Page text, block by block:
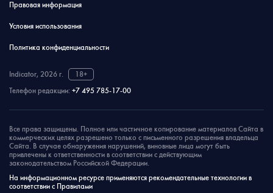
Правовая информация
Условия использования
Политика конфиденциальности
Indicator, 2026 г.
18+
Телефон редакции: +7 495 785-17-00
Все права защищены. Полное или частичное копирование материалов Сайта в
коммерческих целях разрешено только с письменного разрешения владельца
Сайта. В случае обнаружения нарушений, виновные лица могут быть
привлечены к ответственности в соответствии с действующим
законодательством Российской Федерации.
На информационном ресурсе применяются рекомендательные технологии в
соответствии с Правилами